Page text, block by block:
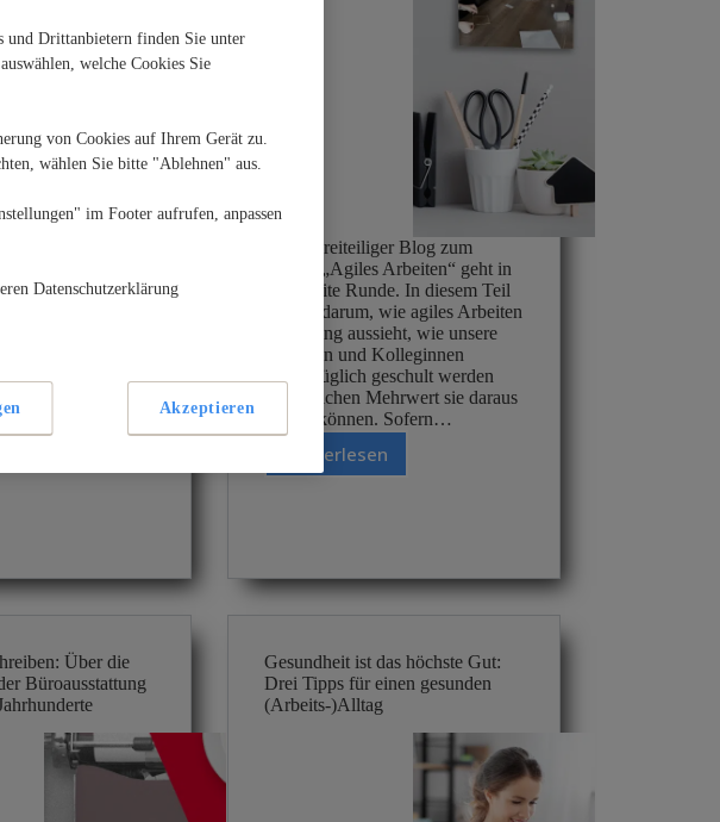
schön wach
viele Arten,…
Unser dreiteiliger Blog zum
Thema „Agiles Arbeiten“ geht in
die zweite Runde. In diesem Teil
geht es darum, wie agiles Arbeiten
bei Viking aussieht, wie unsere
Kollegen und Kolleginnen
diesbezüglich geschult werden
und welchen Mehrwert sie daraus
ziehen können. Sofern…
Weiterlesen
Agiles
Über die
Büroausstattung
Gesundheit ist das höchste Gut:
Drei Tipps für einen gesunden
(Arbeits-)Alltag
und Drittanbietern finden Sie unter
welche Cookies Sie
von Cookies auf Ihrem Gerät zu.
wählen Sie bitte "Ablehnen" aus.
im Footer aufrufen, anpassen
Datenschutzerklärung
Akzeptieren